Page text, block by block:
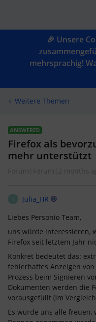
🎉 Unsere
mehrsprachig!
Weitere Themen
ANSWERED
Firefox als
mehr unterstützt
Forum|Forum|2 months
Julia_HR
Liebes Personio Team,
uns würde interessieren,
Firefox seit letztem Jahr
Konkret bedeutet das:
fehlerhaftes Anzeigen
Prozess beim Signieren
Dokumenten werden die
vorausgefüllt (im
Es würde uns alle